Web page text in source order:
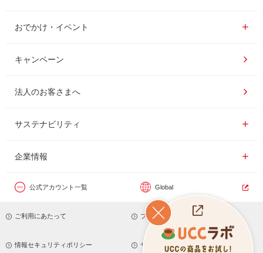
インスタントコーヒー
ドリップポッド
おいしいコーヒーの淹れ方
コーヒー百科
レシピ
おでかけ・イベント
おでかけ・イベント情報一覧
UCCコーヒー博物館
UCCコーヒーアカデミー
工場見学
東京ディズニーリゾート®︎
カフェのお仕事体験
キャンペーン
法人のお客さまへ
サステナビリティ
サステナビリティ
企業情報
企業情報一覧
公式アカウント一覧 Global
ご利用にあたって プライバシーポリシー
情報セキュリティポリシー サイトマップ